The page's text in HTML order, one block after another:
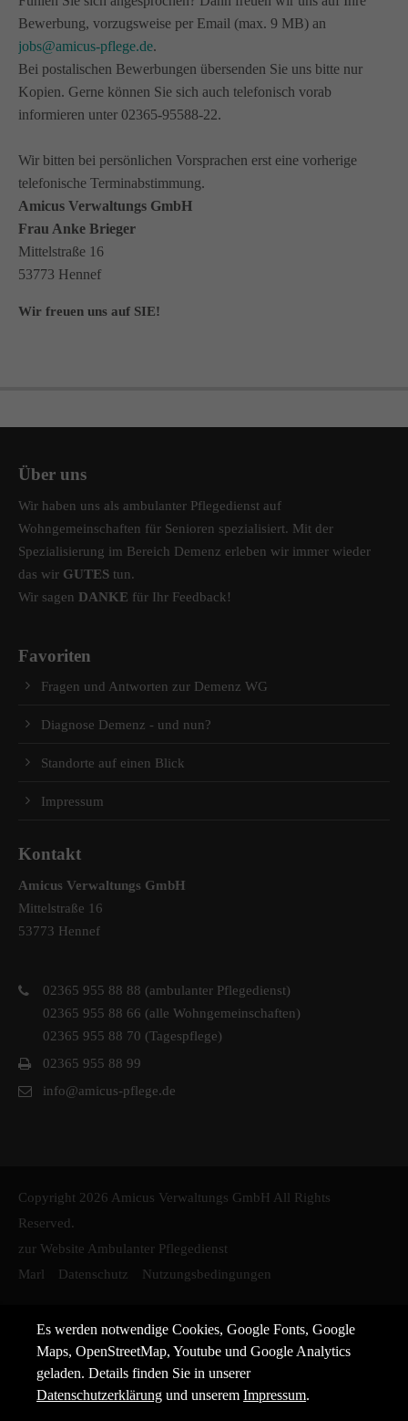
Bewerbung, vorzugsweise per Email (max. 9 MB) an
jobs@amicus-pflege.de.
Bei postalischen Bewerbungen übersenden Sie uns bitte nur
Kopien. Gerne können Sie sich auch telefonisch vorab
informieren unter 02365-95588-22.
Wir bitten bei persönlichen Vorsprachen erst eine vorherige
telefonische Terminabstimmung.
Amicus Verwaltungs GmbH
Frau Anke Brieger
Mittelstraße 16
53773 Hennef
Wir freuen uns auf SIE!
Über uns
Wir haben uns als ambulanter Pflegedienst auf
Wohngemeinschaften für Senioren spezialisiert. Mit der
Spezialisierung im Bereich Demenz erleben wir immer wieder
das wir GUTES tun.
Wir sagen DANKE für Ihr Feedback!
Favoriten
Fragen und Antworten zur Demenz WG
Diagnose Demenz - und nun?
Standorte auf einen Blick
Impressum
Kontakt
Amicus Verwaltungs GmbH
Mittelstraße 16
53773 Hennef
02365 955 88 88 (ambulanter Pflegedienst)
02365 955 88 66 (alle Wohngemeinschaften)
02365 955 88 70 (Tagespflege)
02365 955 88 99
info@amicus-pflege.de
Copyright 2026 Amicus Verwaltungs GmbH All Rights
Reserved.
zur Website Ambulanter Pflegedienst
Marl
Datenschutz Nutzungsbedingungen
Es werden notwendige Cookies, Google Fonts, Google
Maps, OpenStreetMap, Youtube und Google Analytics
geladen. Details finden Sie in unserer
Datenschutzerklärung und unseremImpressum.